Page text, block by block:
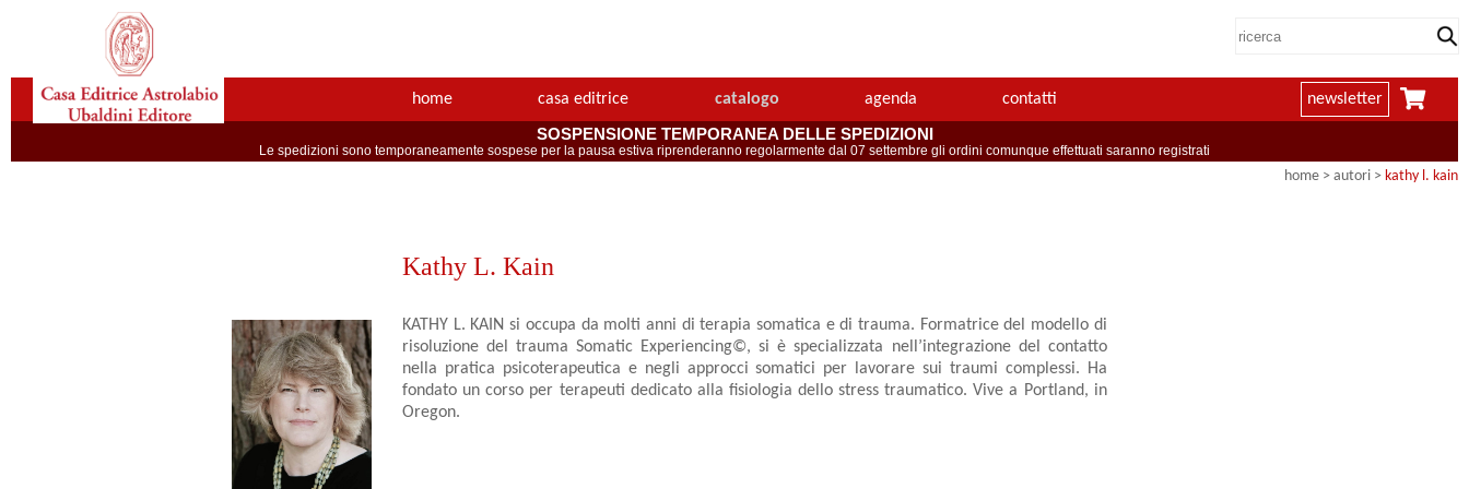
home casa editrice catalogo agenda contatti newsletter
SOSPENSIONE TEMPORANEA DELLE SPEDIZIONI
Le spedizioni sono temporaneamente sospese per la pausa estiva riprenderanno regolarmente dal 07 settembre gli ordini comunque effettuati saranno registrati
home > autori > kathy l. kain
Kathy L. Kain
KATHY L. KAIN si occupa da molti anni di terapia somatica e di trauma. Formatrice del modello di
risoluzione del trauma Somatic Experiencing©, si è specializzata nell’integrazione del contatto
nella pratica psicoterapeutica e negli approcci somatici per lavorare sui traumi complessi. Ha
fondato un corso per terapeuti dedicato alla fisiologia dello stress traumatico. Vive a Portland, in
Oregon.